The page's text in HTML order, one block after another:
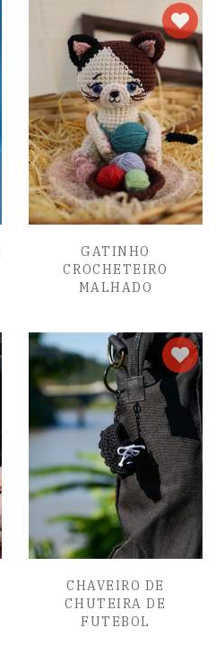
GATINHO
CROCHETEIRO
MALHADO
CHAVEIRO DE
CHUTEIRA DE
FUTEBOL